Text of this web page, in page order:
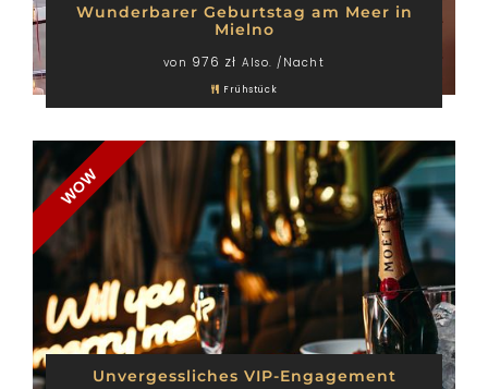
Wunderbarer Geburtstag am Meer in
Mielno
von 976 zł Also. /Nacht
Frühstück
WOW
Unvergessliches VIP-Engagement